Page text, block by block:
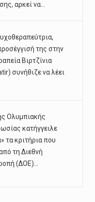
αρκεί να...
της στην
Βιρτζίνια
συνήθιζε να λέει
Ολυμπιακής
κατήγγειλε
τα κριτήρια που
τη Διεθνή
(ΔΟΕ)...